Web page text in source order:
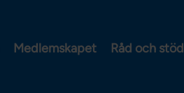
Medlemskapet Råd och stöd